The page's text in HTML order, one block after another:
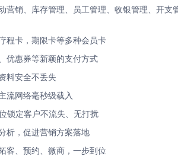
营销、库存管理、员工管理、收银管理、开支
程卡，期限卡等多种会员卡
优惠券等新颖的支付方式
料安全不丢失
流网络毫秒级载入
锁定客户不流失、无打扰
析，促进营销方案落地
客、预约、微商，一步到位